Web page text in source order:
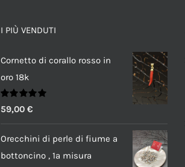
I PIÙ VENDUTI
Cornetto di corallo rosso in
oro 18k
Valutato
5.00 su 5
59,00 €
Orecchini di perle di fiume a
bottoncino , 1a misura